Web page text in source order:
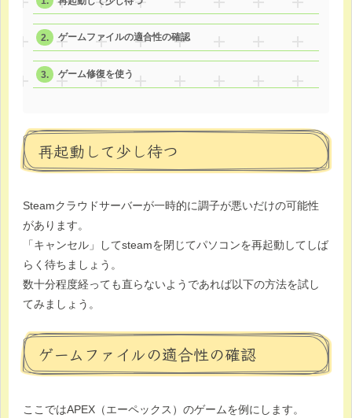
ゲームファイルの適合性の確認
ゲーム修復を使う
再起動して少し待つ
Steamクラウドサーバーが一時的に調子が悪いだけの可能性
があります。
「キャンセル」してsteamを閉じてパソコンを再起動してしば
らく待ちましょう。
数十分程度経っても直らないようであれば以下の方法を試し
てみましょう。
ゲームファイルの適合性の確認
ここではAPEX（エーペックス）のゲームを例にします。